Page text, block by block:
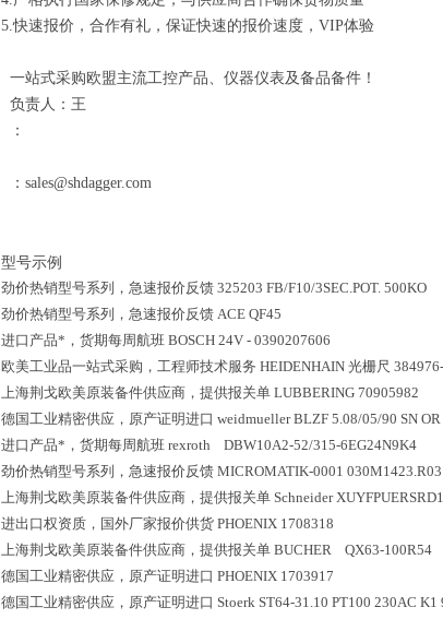
5.快速报价，合作有礼，保证快速的报价速度，VIP体验
一站式采购欧盟主流工控产品、仪器仪表及备品备件！
负责人：王
：
：sales@shdagger.com
型号示例
劲价热销型号系列，急速报价反馈 325203 FB/F10/3SEC.POT. 500KO
劲价热销型号系列，急速报价反馈 ACE QF45
进口产品*，货期每周航班 BOSCH 24V - 0390207606
欧美工业品一站式采购，工程师技术服务 HEIDENHAIN 光栅尺
上海荆戈欧美原装备件供应商，提供报关单 LUBBERING 70905982
德国工业精密供应，原产证明进口 weidmueller BLZF 5.08/05/90 SN
进口产品*，货期每周航班 rexroth DBW10A2-52/
劲价热销型号系列，急速报价反馈 MICROMATIK-0001 030M1423.R03
上海荆戈欧美原装备件供应商，提供报关单 Schneider
进出口权资质，国外厂家报价供货 PHOENIX 1708318
上海荆戈欧美原装备件供应商，提供报关单 BUCHER QX63-100R54
德国工业精密供应，原产证明进口 PHOENIX 1703917
德国工业精密供应，原产证明进口 Stoerk ST64-31.10 PT100 230AC K1